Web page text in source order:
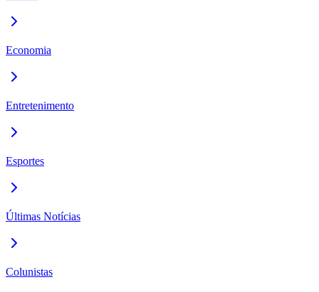
Economia
Entretenimento
Esportes
Últimas Notícias
Colunistas